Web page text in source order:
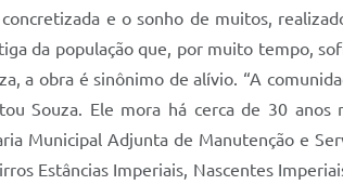
e o sonho de muitos,
da população que, por muito tempo,
a obra é sinônimo de alívio. “A
Souza. Ele mora há cerca de 30
Municipal Adjunta de Manutenção e
Estâncias Imperiais, Nascentes